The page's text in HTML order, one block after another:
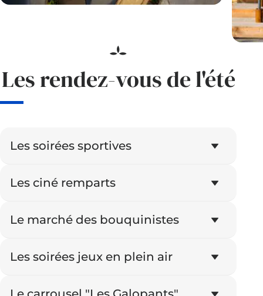
Les rendez-vous de l'été
Les soirées sportives
Les ciné remparts
Le marché des bouquinistes
Les soirées jeux en plein air